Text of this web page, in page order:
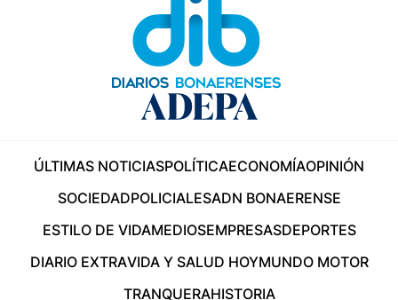
ÚLTIMAS NOTICIASPOLÍTICAECONOMÍAOPINIÓN
SOCIEDADPOLICIALESADN BONAERENSE
ESTILO DE VIDAMEDIOSEMPRESASDEPORTES
DIARIO EXTRAVIDA Y SALUD HOYMUNDO MOTOR
TRANQUERAHISTORIA